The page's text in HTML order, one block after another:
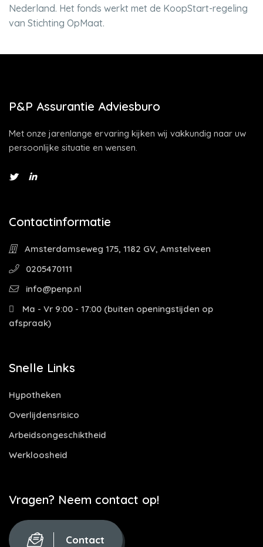
Nederland. Het fonds werkt met de KoopStart-regeling
van Stichting OpMaat.
P&P Assurantie Adviesburo
Met onze jarenlange ervaring kijken wij vakkundig naar uw
persoonlijke situatie en wensen.
Contactinformatie
Amsterdamseweg 175, 1182 GV, Amstelveen
0205470111
info@penp.nl
Ma - Vr 9:00 - 17:00 (buiten openingstijden op
afspraak)
Snelle Links
Hypotheken
Overlijdensrisico
Arbeidsongeschiktheid
Werkloosheid
Vragen? Neem contact op!
Contact